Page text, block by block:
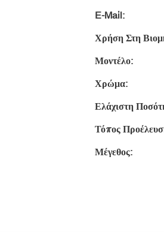
E-Mail:
Χρήση Στη
Μοντέλο:
Χρώμα:
Ελάχιστη
Τόπος
Μέγεθος: